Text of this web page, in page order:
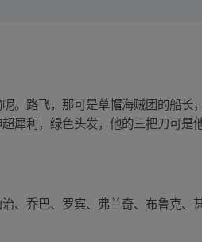
呢。路飞，那可是草帽海贼团的船
犀利，绿色头发，他的三把刀可是
、乔巴、罗宾、弗兰奇、布鲁克